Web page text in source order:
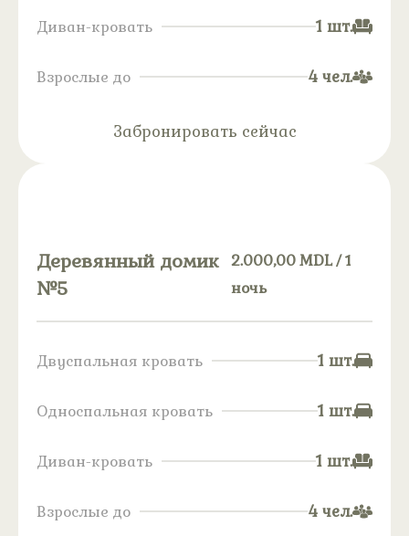
Диван-кровать 1 шт.
Взрослые до 4 чел.
Забронировать сейчас
Деревянный домик
№5
2.000,00MDL/ 1
ночь
Двуспальная кровать 1 шт.
Односпальная кровать 1 шт.
Диван-кровать 1 шт.
Взрослые до 4 чел.